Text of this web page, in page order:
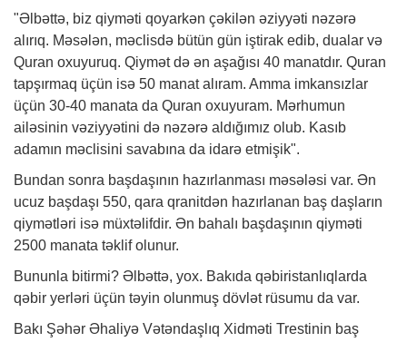
"Əlbəttə, biz qiyməti qoyarkən çəkilən əziyyəti nəzərə
alırıq. Məsələn, məclisdə bütün gün iştirak edib, dualar və
Quran oxuyuruq. Qiymət də ən aşağısı 40 manatdır. Quran
tapşırmaq üçün isə 50 manat alıram. Amma imkansızlar
üçün 30-40 manata da Quran oxuyuram. Mərhumun
ailəsinin vəziyyətini də nəzərə aldığımız olub. Kasıb
adamın məclisini savabına da idarə etmişik".
Bundan sonra başdaşının hazırlanması məsələsi var. Ən
ucuz başdaşı 550, qara qranitdən hazırlanan baş daşların
qiymətləri isə müxtəlifdir. Ən bahalı başdaşının qiyməti
2500 manata təklif olunur.
Bununla bitirmi? Əlbəttə, yox. Bakıda qəbiristanlıqlarda
qəbir yerləri üçün təyin olunmuş dövlət rüsumu da var.
Bakı Şəhər Əhaliyə Vətəndaşlıq Xidməti Trestinin baş